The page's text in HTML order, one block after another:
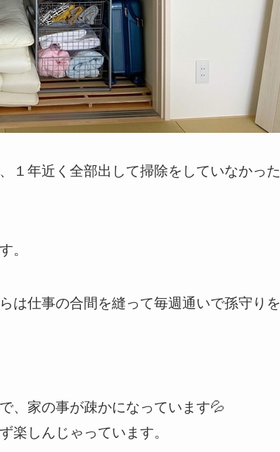
１年近く全部出して掃除をしていなかった
。
は仕事の合間を縫って毎週通いで孫守りを
、家の事が疎かになっています💦
楽しんじゃっています。